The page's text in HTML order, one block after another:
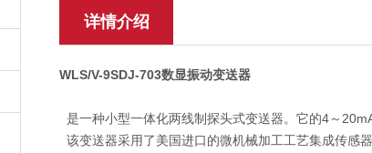
详情介绍
WLS/V-9SDJ-703数显振动变送器
是一种小型一体化两线制探头式变送器。它的4～
该变送器采用了美国进口的微机械加工工艺集成传感